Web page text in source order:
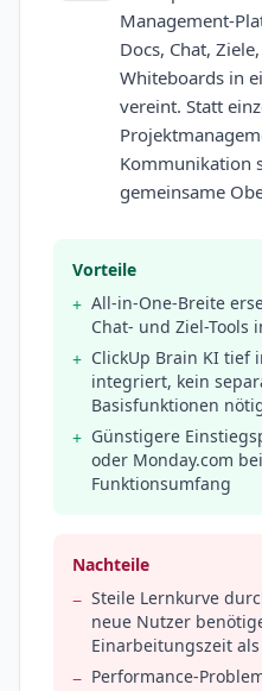
Management-
Docs, Chat,
Whiteboards in
vereint. Statt
Kommunikation
gemeinsame
Vorteile
+ All-in-One-Breite
Chat- und Ziel-Tools
+ ClickUp Brain KI tief
integriert, kein
Basisfunktionen
+ Günstigere
oder Monday.com
Funktionsumfang
Nachteile
− Steile Lernkurve
neue Nutzer
Einarbeitungszeit
− Performance-